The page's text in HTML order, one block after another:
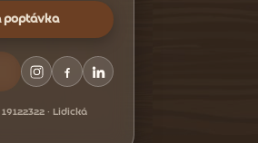
poptávka
· Lidická